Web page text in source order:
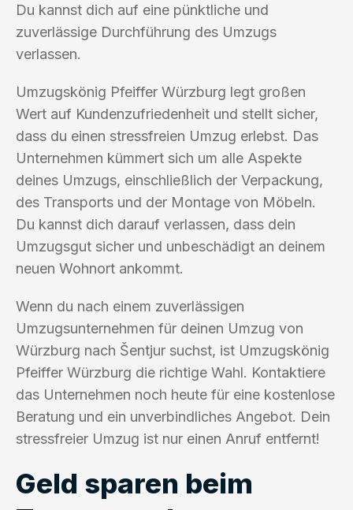
Du kannst dich auf eine pünktliche und
zuverlässige Durchführung des Umzugs
verlassen.
Umzugskönig Pfeiffer Würzburg legt großen
Wert auf Kundenzufriedenheit und stellt sicher,
dass du einen stressfreien Umzug erlebst. Das
Unternehmen kümmert sich um alle Aspekte
deines Umzugs, einschließlich der Verpackung,
des Transports und der Montage von Möbeln.
Du kannst dich darauf verlassen, dass dein
Umzugsgut sicher und unbeschädigt an deinem
neuen Wohnort ankommt.
Wenn du nach einem zuverlässigen
Umzugsunternehmen für deinen Umzug von
Würzburg nach Šentjur suchst, ist Umzugskönig
Pfeiffer Würzburg die richtige Wahl. Kontaktiere
das Unternehmen noch heute für eine kostenlose
Beratung und ein unverbindliches Angebot. Dein
stressfreier Umzug ist nur einen Anruf entfernt!
Geld sparen beim